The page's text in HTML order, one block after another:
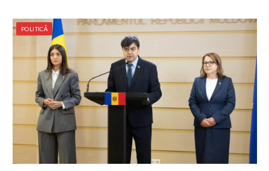
POLITICĂ